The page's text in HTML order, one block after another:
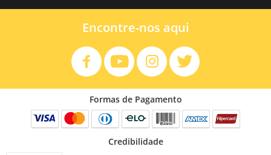
Encontre-nos aqui
Formas de Pagamento
Credibilidade